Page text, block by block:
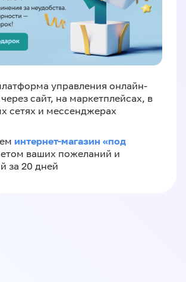
управления онлайн-
сайт, на маркетплейсах, в
сетях и мессенджерах
интернет-магазин «‎под
ваших пожеланий и
за 20 дней